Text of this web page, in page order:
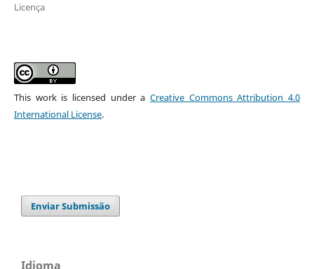
Licença
This work is licensed under aCreative Commons Attribution 4.0
International License.
Enviar Submissão
Idioma